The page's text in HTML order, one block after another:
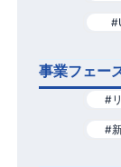
事業フェー
#
#